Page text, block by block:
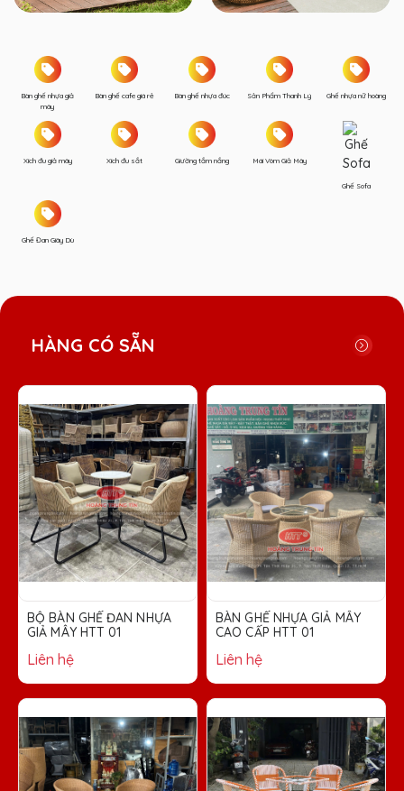
Bàn ghế nhựa giả
mây
Bàn ghế cafe giá rẻ Bàn ghế nhựa đúc Sản Phẩm Thanh Lý Ghế nhựa nữ hoàng
Xích đu giả mây Xích đu sắt Giường tắm nắng Mái Vòm Giả Mây
Ghế Sofa
Ghế Đan Giây Dù
HÀNG CÓ SẴN
BÀN GHẾ NHỰA GIẢ MÂY
CAO CẤP HTT 01
Liên hệ
BÀN GHẾ TRỨNG ĐAN
NHỰA GIẢ MÂY MÀU MÂY
Liên hệ